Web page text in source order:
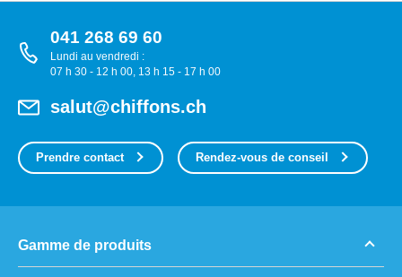
041 268 69 60
Lundi au vendredi :
07 h 30 - 12 h 00, 13 h 15 - 17 h 00
salut@chiffons.ch
Prendre contact Rendez-vous de conseil
Gamme de produits